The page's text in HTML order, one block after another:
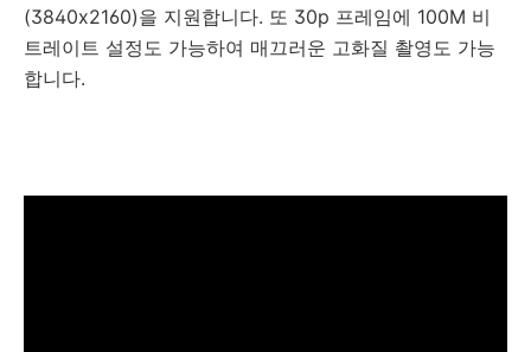
(3840x2160)을 지원합니다. 또 30p 프레임에 100M 비
트레이트 설정도 가능하여 매끄러운 고화질 촬영도 가능
합니다.